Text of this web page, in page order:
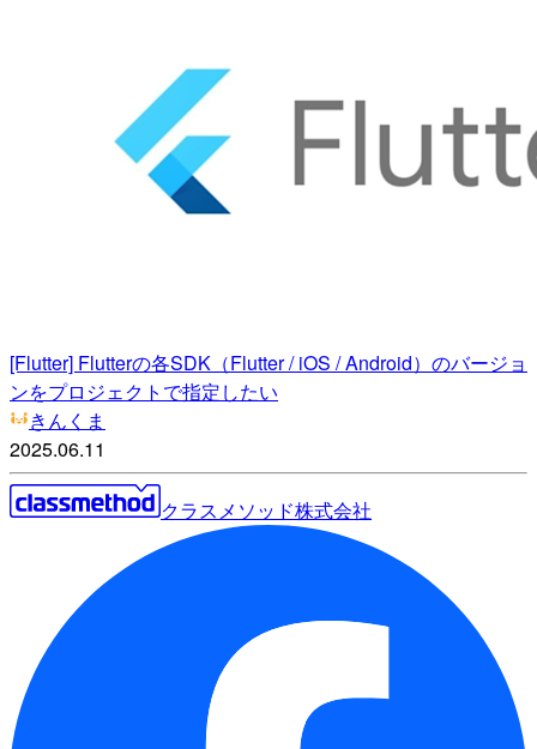
[Flutter] Flutterの各SDK（Flutter / iOS / Android）のバージョ
ンをプロジェクトで指定したい
きんくま
2025.06.11
クラスメソッド株式会社